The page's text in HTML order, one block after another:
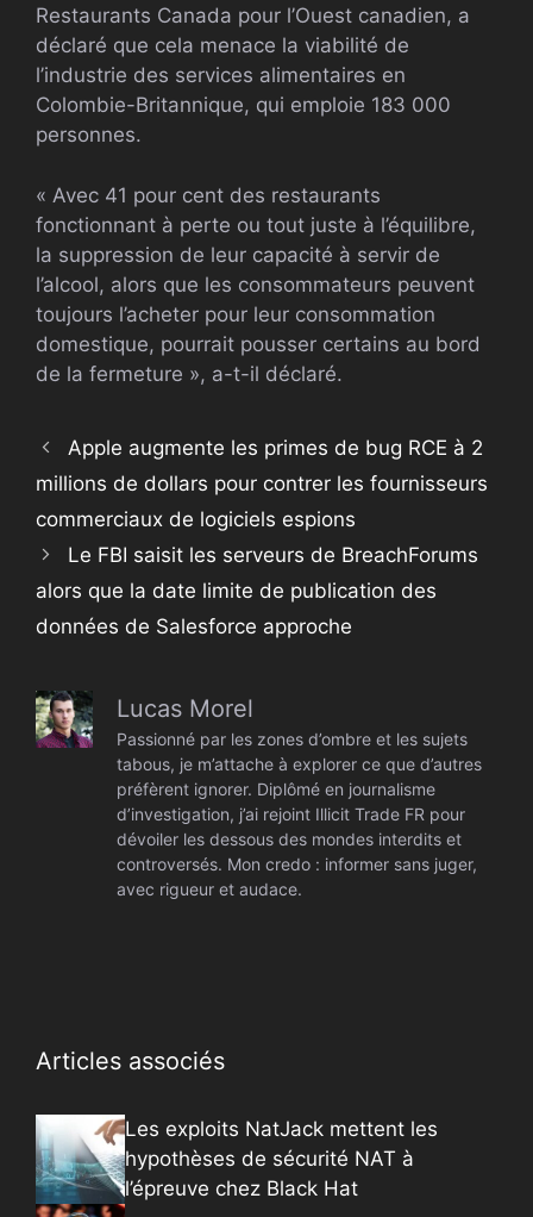
Restaurants Canada pour l’Ouest canadien, a
déclaré que cela menace la viabilité de
l’industrie des services alimentaires en
Colombie-Britannique, qui emploie 183 000
personnes.
« Avec 41 pour cent des restaurants
fonctionnant à perte ou tout juste à l’équilibre,
la suppression de leur capacité à servir de
l’alcool, alors que les consommateurs peuvent
toujours l’acheter pour leur consommation
domestique, pourrait pousser certains au bord
de la fermeture », a-t-il déclaré.
Apple augmente les primes de bug RCE à 2
millions de dollars pour contrer les fournisseurs
commerciaux de logiciels espions
Le FBI saisit les serveurs de BreachForums
alors que la date limite de publication des
données de Salesforce approche
Lucas Morel
Passionné par les zones d’ombre et les sujets
tabous, je m’attache à explorer ce que d’autres
préfèrent ignorer. Diplômé en journalisme
d’investigation, j’ai rejoint Illicit Trade FR pour
dévoiler les dessous des mondes interdits et
controversés. Mon credo : informer sans juger,
avec rigueur et audace.
Articles associés
Les exploits NatJack mettent les
hypothèses de sécurité NAT à
l’épreuve chez Black Hat